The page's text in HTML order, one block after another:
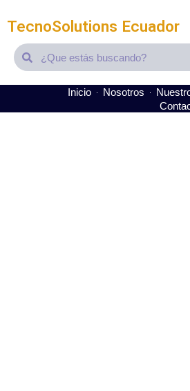
TecnoSolutions Ecuador
SearchSearch
Inicio Nosotros